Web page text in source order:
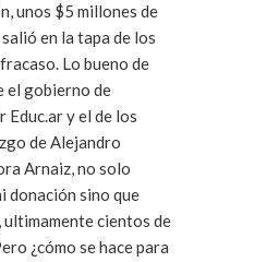
unos $5 millones de
en la tapa de los
bueno de
el gobierno de
Educ.ar y el de los
de Alejandro
Arnaiz, no solo
donación sino que
ultimamente cientos de